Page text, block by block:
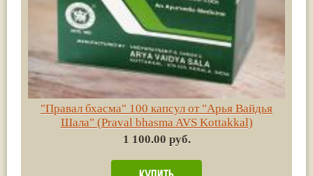
"Правал бхасма" 100 капсул от "Арья Вайдья
Шала" (Praval bhasma AVS Kottakkal)
1 100.00 руб.